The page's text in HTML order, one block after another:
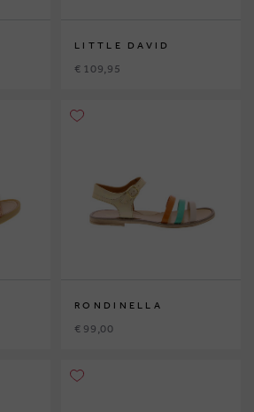
LITTLE DAVID
€ 109,95
RONDINELLA
€ 99,00